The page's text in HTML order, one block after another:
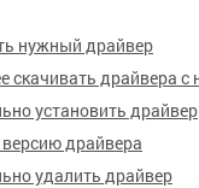
нужный драйвер
скачивать драйвера с
установить драйвер
версию драйвера
удалить драйвер